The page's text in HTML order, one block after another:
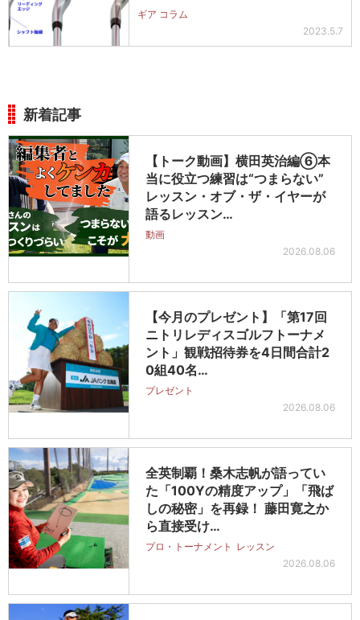
ギア コラム
2023.5.7
新着記事
【トーク動画】横田英治編⑥本
当に役立つ練習は“つまらない”
レッスン・オブ・ザ・イヤーが
語るレッスン…
動画
2026.08.06
【今月のプレゼント】「第17回
ニトリレディスゴルフトーナメ
ント」観戦招待券を4日間合計2
0組40名…
プレゼント
2026.08.06
全英制覇！桑木志帆が語ってい
た「100Yの精度アップ」「飛ば
しの秘密」を再録！ 藤田寛之か
ら直接受け…
プロ・トーナメント レッスン
2026.08.06